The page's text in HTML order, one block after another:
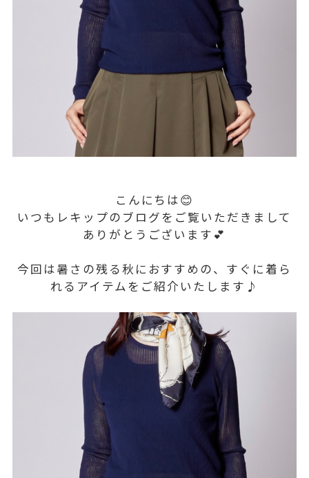
こんにちは😊
いつもレキップのブログをご覧いただきまして
ありがとうございます💕
今回は暑さの残る秋におすすめの、すぐに着ら
れるアイテムをご紹介いたします♪